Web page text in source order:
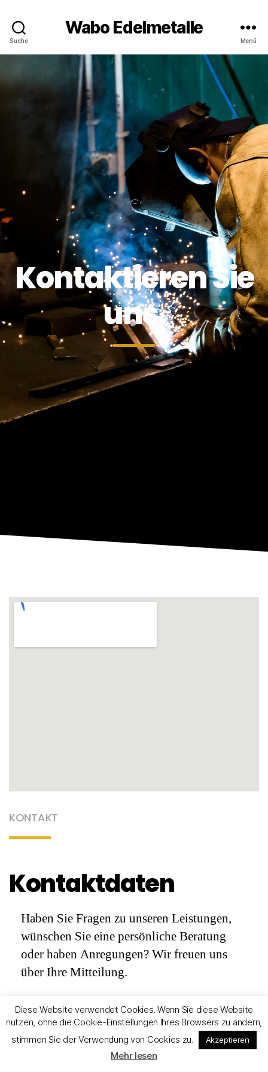
Suche
Wabo Edelmetalle
Menü
Kontaktieren Sie
uns.
KONTAKT
Kontaktdaten
Haben Sie Fragen zu unseren Leistungen,
wünschen Sie eine persönliche Beratung
oder haben Anregungen? Wir freuen uns
über Ihre Mitteilung.
Zögern Sie nicht, und nehmen Sie Kontakt
mit uns auf.
Diese Website verwendet Cookies. Wenn Sie diese Website
nutzen, ohne die Cookie-Einstellungen Ihres Browsers zu ändern,
stimmen Sie der Verwendung von Cookies zu.
Akzeptieren
Mehr lesen